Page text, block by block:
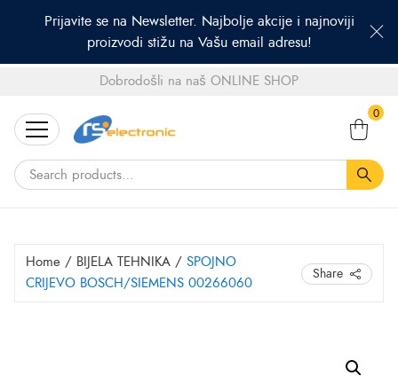
Prijavite se na Newsletter. Najbolje akcije i najnoviji
proizvodi stižu na Vašu email adresu!
Dobrodošli na naš ONLINE SHOP
for:
0
Home / BIJELA TEHNIKA / SPOJNO
CRIJEVO BOSCH/SIEMENS 00266060
Share